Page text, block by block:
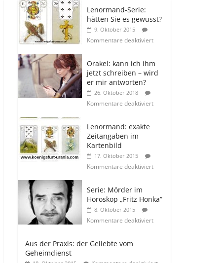
Lenormand-Serie:
hätten Sie es gewusst?
9. Oktober 2015
Kommentare deaktiviert
Orakel: kann ich ihm
jetzt schreiben – wird
er mir antworten?
26. Oktober 2018
Kommentare deaktiviert
Lenormand: exakte
Zeitangaben im
Kartenbild
17. Oktober 2015
Kommentare deaktiviert
Serie: Mörder im
Horoskop „Fritz Honka“
8. Oktober 2015
Kommentare deaktiviert
Aus der Praxis: der Geliebte vom
Geheimdienst